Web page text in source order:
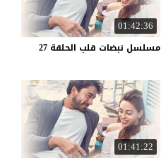
01:42:36
مسلسل نبضات قلب الحلقة 27
01:41:22